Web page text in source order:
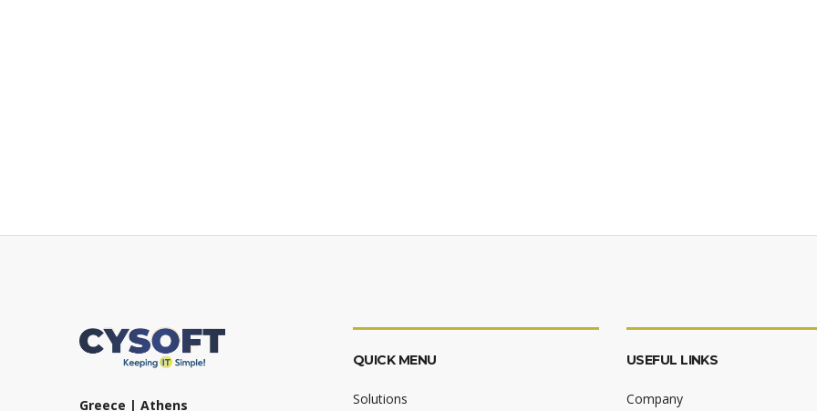
Greece | Athens
QUICK MENU
Solutions
USEFUL LINKS
Company